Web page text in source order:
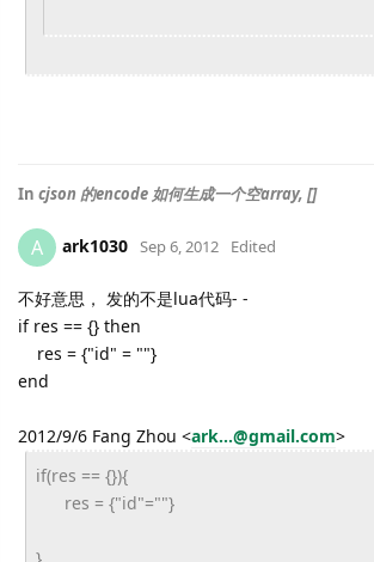
In cjson 的encode 如何生成一个空array, []
A ark1030 Sep 6, 2012 Edited
不好意思， 发的不是lua代码- -
if res == {} then
res = {"id" = ""}
end
2012/9/6 Fang Zhou <ark...@gmail.com>
if(res == {}){
res = {"id"=""}